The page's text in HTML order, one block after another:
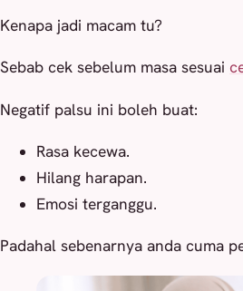
Kenapa jadi macam tu?
Sebab cek sebelum masa sesuai
Negatif palsu ini boleh buat:
Rasa kecewa.
Hilang harapan.
Emosi terganggu.
Padahal sebenarnya anda cuma